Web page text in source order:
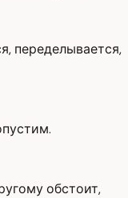
переделывается,
обстоит,